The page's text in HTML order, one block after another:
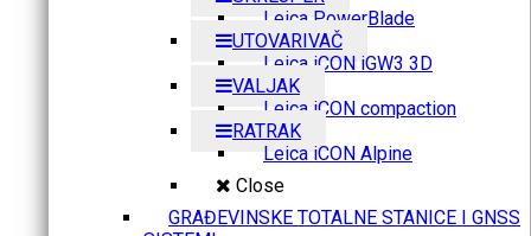
Leica PowerBlade
UTOVARIVAČ
Leica iCON iGW3 3D
VALJAK
Leica iCON compaction
RATRAK
Leica iCON Alpine
Close
GRAĐEVINSKE TOTALNE STANICE I GNSS